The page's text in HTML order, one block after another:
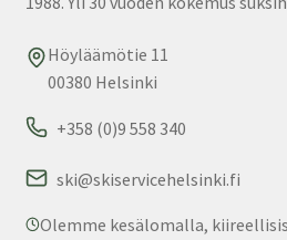
Höyläämötie 11
00380 Helsinki
+358 (0)9 558 340
ski@skiservicehelsinki.fi
Olemme kesälomalla,